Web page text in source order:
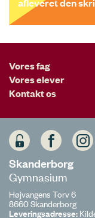
Vores fag
Vores elever
Kontakt os
Skanderborg
Gymnasium
Højvangens Torv 6
8660 Skanderborg
Leveringsadresse: